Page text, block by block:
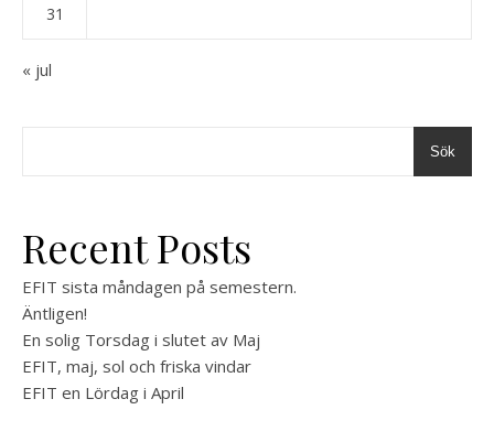
31
« jul
Sök
Recent Posts
EFIT sista måndagen på semestern.
Äntligen!
En solig Torsdag i slutet av Maj
EFIT, maj, sol och friska vindar
EFIT en Lördag i April